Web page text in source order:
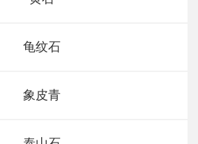
龟纹石
象皮青